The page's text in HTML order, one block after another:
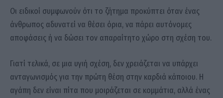
Οι ειδικοί συμφωνούν ότι το ζήτημα προκύπτει όταν ένας
άνθρωπος αδυνατεί να θέσει όρια, να πάρει αυτόνομες
αποφάσεις ή να δώσει τον απαραίτητο χώρο στη σχέση του.
Γιατί τελικά, σε μια υγιή σχέση, δεν χρειάζεται να υπάρχει
ανταγωνισμός για την πρώτη θέση στην καρδιά κάποιου. Η
αγάπη δεν είναι πίτα που μοιράζεται σε κομμάτια, αλλά ένας